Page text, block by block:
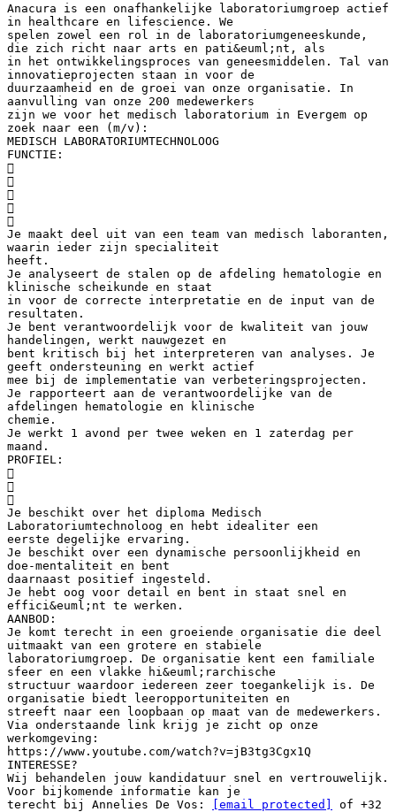
Anacura is een onafhankelijke laboratoriumgroep actief
in healthcare en lifescience. We
spelen zowel een rol in de laboratoriumgeneeskunde,
die zich richt naar arts en pati&euml;nt, als
in het ontwikkelingsproces van geneesmiddelen. Tal van
innovatieprojecten staan in voor de
duurzaamheid en de groei van onze organisatie. In
aanvulling van onze 200 medewerkers
zijn we voor het medisch laboratorium in Evergem op
zoek naar een (m/v):
MEDISCH LABORATORIUMTECHNOLOOG
FUNCTIE:





Je maakt deel uit van een team van medisch laboranten,
waarin ieder zijn specialiteit
heeft.
Je analyseert de stalen op de afdeling hematologie en
klinische scheikunde en staat
in voor de correcte interpretatie en de input van de
resultaten.
Je bent verantwoordelijk voor de kwaliteit van jouw
handelingen, werkt nauwgezet en
bent kritisch bij het interpreteren van analyses. Je
geeft ondersteuning en werkt actief
mee bij de implementatie van verbeteringsprojecten.
Je rapporteert aan de verantwoordelijke van de
afdelingen hematologie en klinische
chemie.
Je werkt 1 avond per twee weken en 1 zaterdag per
maand.
PROFIEL:



Je beschikt over het diploma Medisch
Laboratoriumtechnoloog en hebt idealiter een
eerste degelijke ervaring.
Je beschikt over een dynamische persoonlijkheid en
doe-mentaliteit en bent
daarnaast positief ingesteld.
Je hebt oog voor detail en bent in staat snel en
effici&euml;nt te werken.
AANBOD:
Je komt terecht in een groeiende organisatie die deel
uitmaakt van een grotere en stabiele
laboratoriumgroep. De organisatie kent een familiale
sfeer en een vlakke hi&euml;rarchische
structuur waardoor iedereen zeer toegankelijk is. De
organisatie biedt leeropportuniteiten en
streeft naar een loopbaan op maat van de medewerkers.
Via onderstaande link krijg je zicht op onze
werkomgeving:
https://www.youtube.com/watch?v=jB3tg3Cgx1Q
INTERESSE?
Wij behandelen jouw kandidatuur snel en vertrouwelijk.
Voor bijkomende informatie kan je
terecht bij Annelies De Vos:
[email protected]
of +32